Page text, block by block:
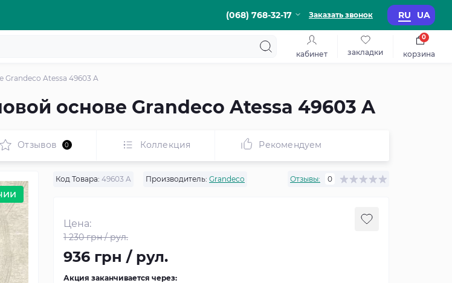
(068) 768-32-17 Заказать звонок RU UA
кабинет закладки корзина
0
Atessa 49603 A
основе Grandeco Atessa 49603 A
Отзывов 0 Коллекция Рекомендуем
Код Товара: 49603 A Производитель: Grandeco Отзывы: 0
Цена:
1 230 грн / рул.
936 грн / рул.
Акция заканчивается через: